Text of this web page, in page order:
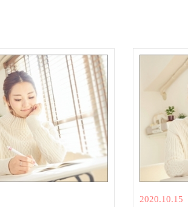
2020.10.15